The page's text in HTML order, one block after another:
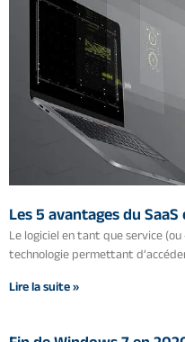
Les 5 avantages du
Le logiciel en tant que service
technologie permettant
Lire la suite »